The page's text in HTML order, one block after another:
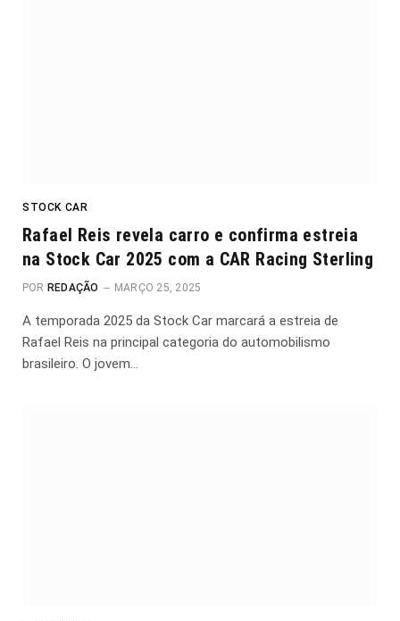
STOCK CAR
Rafael Reis revela carro e confirma estreia
na Stock Car 2025 com a CAR Racing Sterling
POR REDAÇÃO MARÇO 25, 2025
A temporada 2025 da Stock Car marcará a estreia de
Rafael Reis na principal categoria do automobilismo
brasileiro. O jovem…